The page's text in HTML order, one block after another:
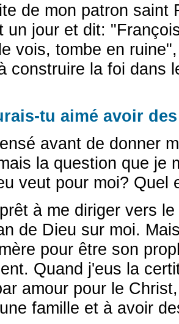
de mon patron saint
un jour et dit:
vois, tombe en
construire la foi dans
tu aimé avoir
avant de donner
la question que je
veut pour moi? Quel
à me diriger vers
de Dieu sur moi.
pour être son
Quand j'eus la
amour pour le
famille et à avoir